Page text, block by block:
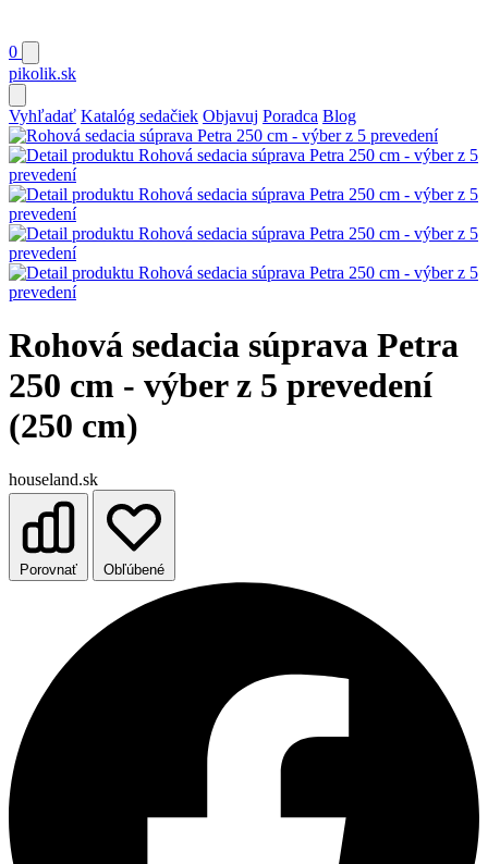
0
pikolik.sk
Vyhľadať Katalóg sedačiek Objavuj Poradca Blog
Rohová sedacia súprava Petra
250 cm - výber z 5 prevedení
(250 cm)
houseland.sk
Porovnať Obľúbené